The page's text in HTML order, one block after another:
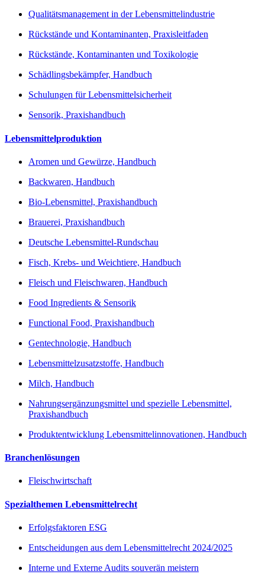
Qualitätsmanagement in der Lebensmittelindustrie
Rückstände und Kontaminanten, Praxisleitfaden
Rückstände, Kontaminanten und Toxikologie
Schädlingsbekämpfer, Handbuch
Schulungen für Lebensmittelsicherheit
Sensorik, Praxishandbuch
Lebensmittelproduktion
Aromen und Gewürze, Handbuch
Backwaren, Handbuch
Bio-Lebensmittel, Praxishandbuch
Brauerei, Praxishandbuch
Deutsche Lebensmittel-Rundschau
Fisch, Krebs- und Weichtiere, Handbuch
Fleisch und Fleischwaren, Handbuch
Food Ingredients & Sensorik
Functional Food, Praxishandbuch
Gentechnologie, Handbuch
Lebensmittelzusatzstoffe, Handbuch
Milch, Handbuch
Nahrungsergänzungsmittel und spezielle Lebensmittel,
Praxishandbuch
Produktentwicklung Lebensmittelinnovationen, Handbuch
Branchenlösungen
Fleischwirtschaft
Spezialthemen Lebensmittelrecht
Erfolgsfaktoren ESG
Entscheidungen aus dem Lebensmittelrecht 2024/2025
Interne und Externe Audits souverän meistern